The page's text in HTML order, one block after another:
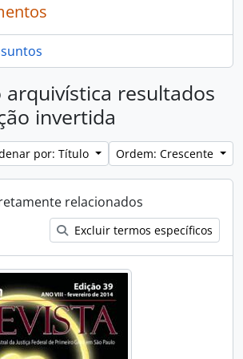
arquivística resultados
invertida
por: Título Ordem: Crescente
relacionados
Excluir termos específicos